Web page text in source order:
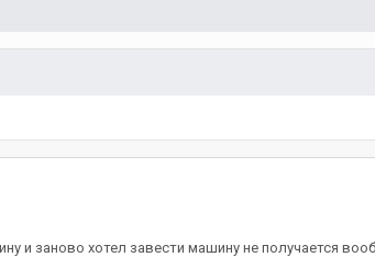
и заново хотел завести машину не получается